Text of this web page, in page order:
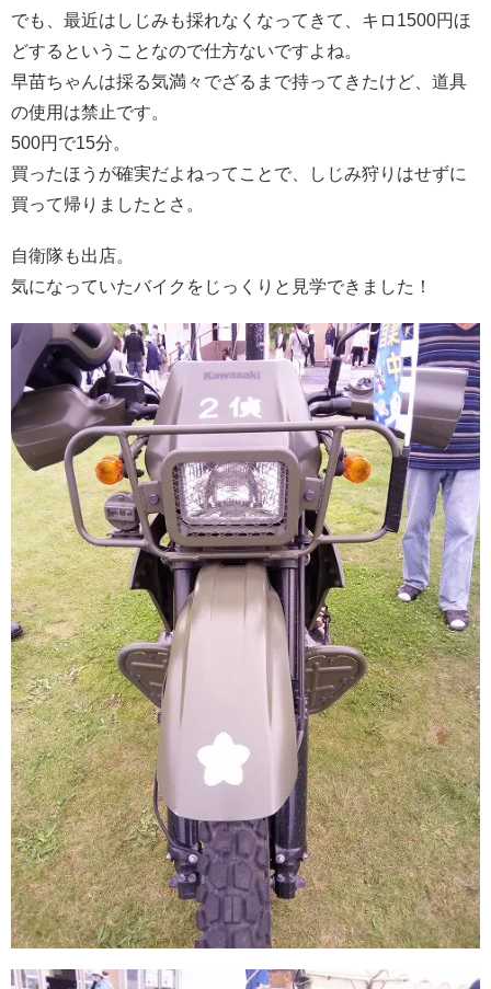
でも、最近はしじみも採れなくなってきて、キロ1500円ほ
どするということなので仕方ないですよね。
早苗ちゃんは採る気満々でざるまで持ってきたけど、道具
の使用は禁止です。
500円で15分。
買ったほうが確実だよねってことで、しじみ狩りはせずに
買って帰りましたとさ。
自衛隊も出店。
気になっていたバイクをじっくりと見学できました！